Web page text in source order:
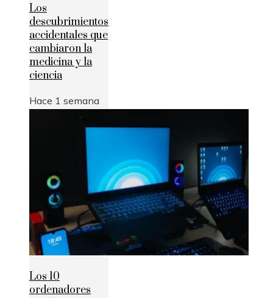
Los
descubrimientos
accidentales que
cambiaron la
medicina y la
ciencia
Hace 1 semana
Los 10
ordenadores